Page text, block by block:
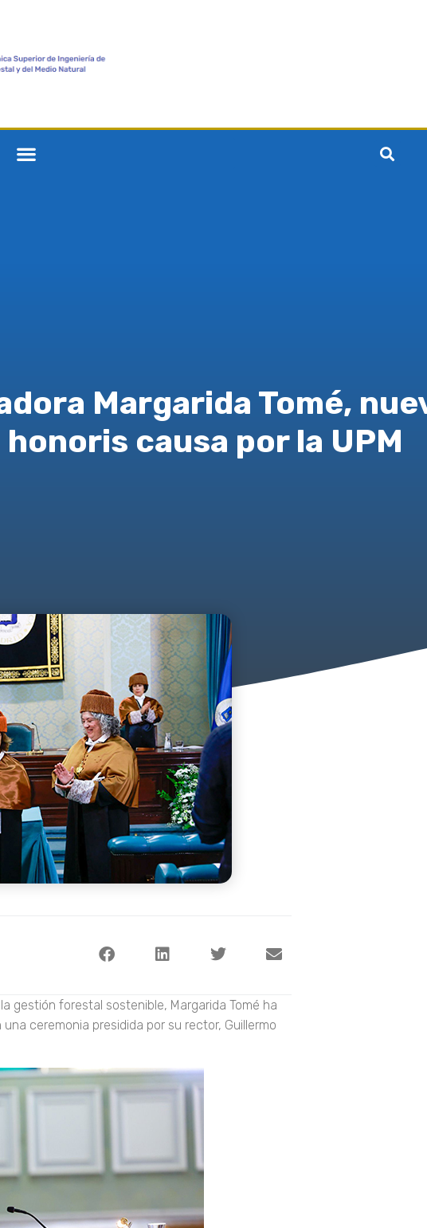
Margarida Tomé,
honoris causa por la UPM
gestión forestal sostenible, Margarida Tomé ha
ceremonia presidida por su rector, Guillermo